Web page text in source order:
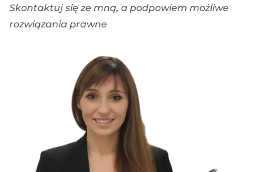
Skontaktuj się ze mną, a podpowiem możliwe
rozwiązania prawne